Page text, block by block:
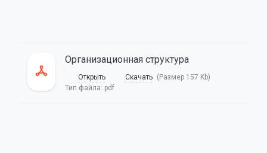
Организационная структура
Открыть Скачать (Размер 157 Kb)
Тип файла: pdf